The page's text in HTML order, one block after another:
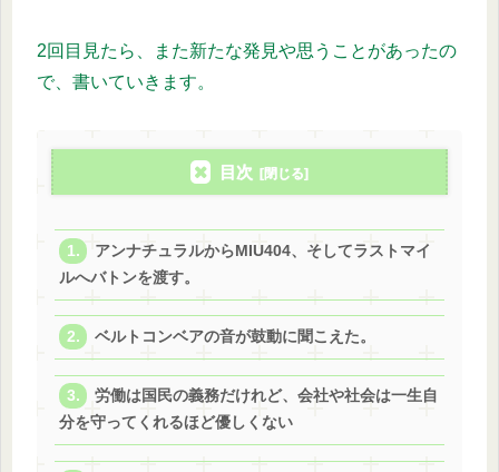
2回目見たら、また新たな発見や思うことがあったの
で、書いていきます。
目次
アンナチュラルからMIU404、そしてラストマイ
ルへバトンを渡す。
ベルトコンベアの音が鼓動に聞こえた。
労働は国民の義務だけれど、会社や社会は一生自
分を守ってくれるほど優しくない